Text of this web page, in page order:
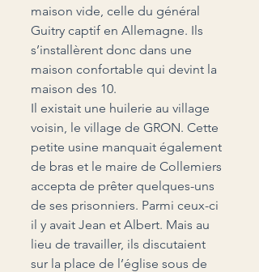
maison vide, celle du général
Guitry captif en Allemagne. Ils
s’installèrent donc dans une
maison confortable qui devint la
maison des 10.
Il existait une huilerie au village
voisin, le village de GRON. Cette
petite usine manquait également
de bras et le maire de Collemiers
accepta de prêter quelques-uns
de ses prisonniers. Parmi ceux-ci
il y avait Jean et Albert. Mais au
lieu de travailler, ils discutaient
sur la place de l’église sous de